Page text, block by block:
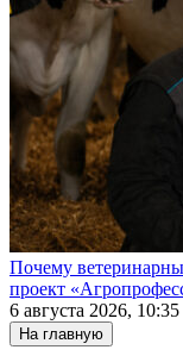
Почему
проект
6 августа 2026, 10:35
На главную